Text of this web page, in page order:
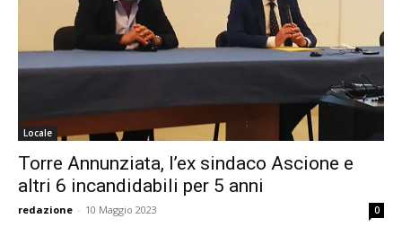
Locale
Torre Annunziata, l’ex sindaco Ascione e
altri 6 incandidabili per 5 anni
redazione - 10 Maggio 2023 0